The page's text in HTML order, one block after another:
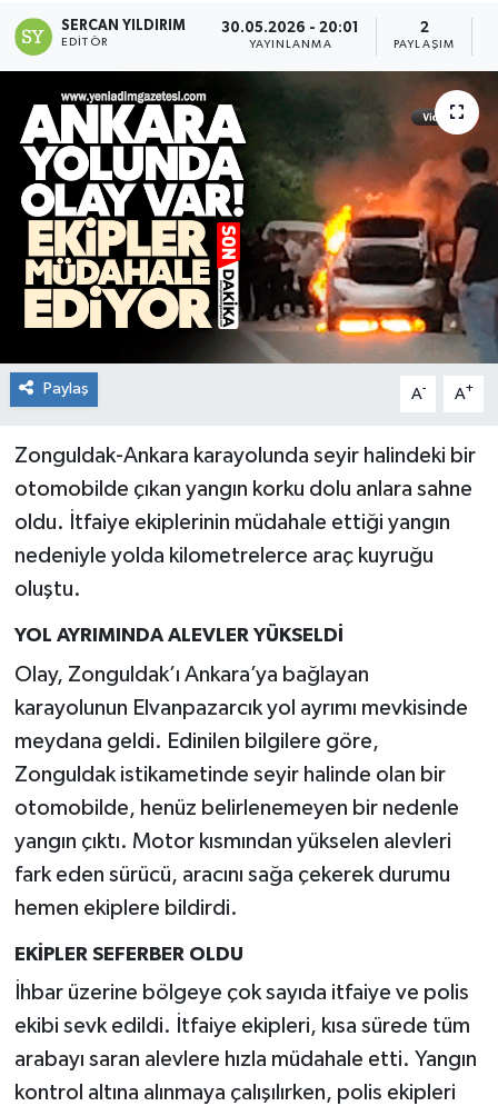
SERCAN YILDIRIM
EDITÖR
30.05.2026 - 20:01
YAYINLANMA
2
PAYLAŞIM
Paylaş A- A+
Zonguldak-Ankara karayolunda seyir halindeki bir
otomobilde çıkan yangın korku dolu anlara sahne
oldu. İtfaiye ekiplerinin müdahale ettiği yangın
nedeniyle yolda kilometrelerce araç kuyruğu
oluştu.
YOL AYRIMINDA ALEVLER YÜKSELDİ
Olay, Zonguldak’ı Ankara’ya bağlayan
karayolunun Elvanpazarcık yol ayrımı mevkisinde
meydana geldi. Edinilen bilgilere göre,
Zonguldak istikametinde seyir halinde olan bir
otomobilde, henüz belirlenemeyen bir nedenle
yangın çıktı. Motor kısmından yükselen alevleri
fark eden sürücü, aracını sağa çekerek durumu
hemen ekiplere bildirdi.
EKİPLER SEFERBER OLDU
İhbar üzerine bölgeye çok sayıda itfaiye ve polis
ekibi sevk edildi. İtfaiye ekipleri, kısa sürede tüm
arabayı saran alevlere hızla müdahale etti. Yangın
kontrol altına alınmaya çalışılırken, polis ekipleri
RESMİ İLAN
Künye